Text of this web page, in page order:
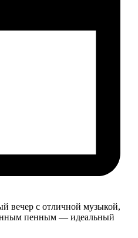
вечер с отличной музыкой,
пенным — идеальный